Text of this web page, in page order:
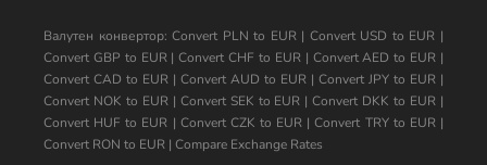
Валутен конвертор:Convert PLN to EUR| Convert USD to EUR |
Convert GBP to EUR|Convert CHF to EUR| Convert AED to EUR |
Convert CAD to EUR | Convert AUD to EUR | Convert JPY to EUR |
Convert NOK to EUR| Convert SEK to EUR |Convert DKK to EUR |
Convert HUF to EUR | Convert CZK to EUR |Convert TRY to EUR|
Convert RON to EUR | Compare Exchange Rates